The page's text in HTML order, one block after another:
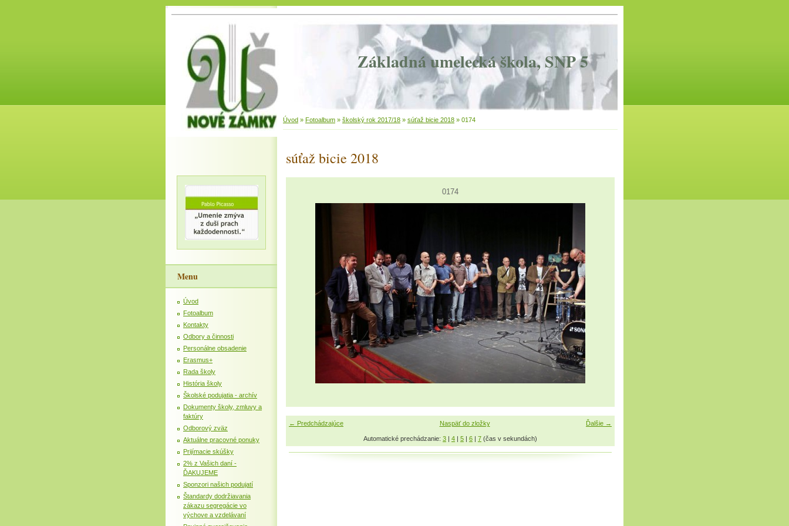
Základná umelecká škola, SNP 5
Úvod » Fotoalbum » školský rok 2017/18 » súťaž bicie 2018 » 0174
súťaž bicie 2018
0174
← Predchádzajúce Ďalšie →
Naspäť do zložky
Automatické prechádzanie: 3 | 4 | 5 | 6 | 7 (čas v sekundách)
Menu
Úvod
Fotoalbum
Kontakty
Odbory a činnosti
Personálne obsadenie
Erasmus+
Rada školy
História školy
Školské podujatia - archív
Dokumenty školy, zmluvy a
faktúry
Odborový zväz
Aktuálne pracovné ponuky
Prijímacie skúšky
2% z Vašich daní -
ĎAKUJEME
Sponzori našich podujatí
Štandardy dodržiavania
zákazu segregácie vo
výchove a vzdelávaní